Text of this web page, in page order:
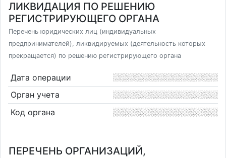
ЛИКВИДАЦИЯ ПО РЕШЕНИЮ
РЕГИСТРИРУЮЩЕГО ОРГАНА
Перечень юридических лиц (индивидуальных
предпринимателей), ликвидируемых (деятельность которых
прекращается) по решению регистрирующего органа
Дата операции
Орган учета
Код органа
ПЕРЕЧЕНЬ ОРГАНИЗАЦИЙ,